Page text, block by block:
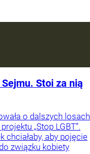
Sejmu. Stoi za nią
o dalszych losach
„Stop LGBT”.
chciałaby, aby pojęcie
związku kobiety